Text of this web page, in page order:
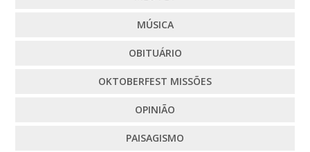
MÚSICA
OBITUÁRIO
OKTOBERFEST MISSÕES
OPINIÃO
PAISAGISMO